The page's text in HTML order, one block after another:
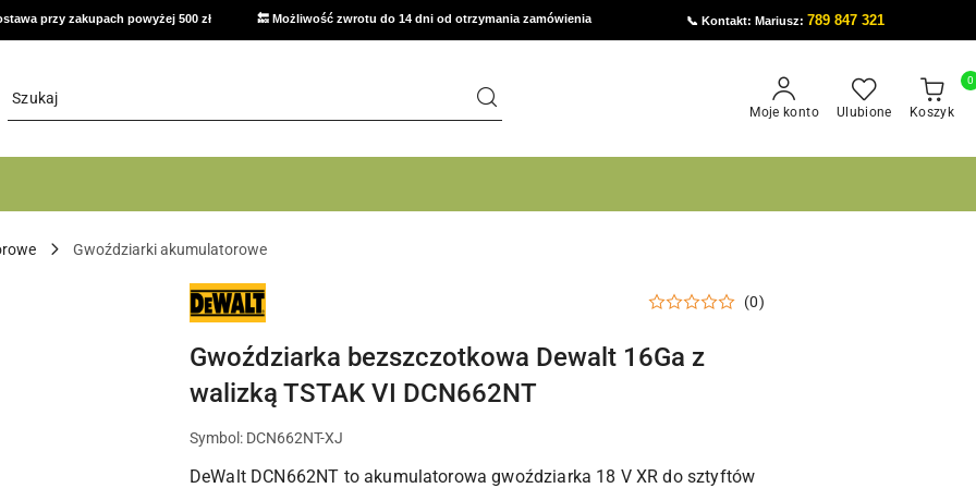
przy zakupach powyżej 500 zł 🔙 Możliwość zwrotu do 14 dni od otrzymania zamówienia 📞 Kontakt: Mariusz:789 847 321
Moje konto Ulubione Koszyk
0
Gwoździarki akumulatorowe
NARZĘDZIA
ELEKTRONARZĘDZIA
DO
WARSZTATU,
DOMU
I
(0)
Gwoździarka bezszczotkowa Dewalt 16Ga z
walizką TSTAK VI DCN662NT
Symbol: DCN662NT-XJ
DeWalt DCN662NT to akumulatorowa gwoździarka 18 V XR do sztyftów